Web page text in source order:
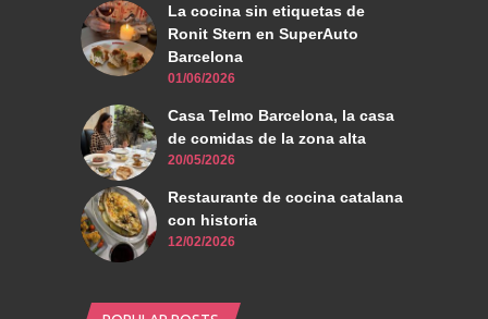
La cocina sin etiquetas de
Ronit Stern en SuperAuto
Barcelona
01/06/2026
Casa Telmo Barcelona, la casa
de comidas de la zona alta
20/05/2026
Restaurante de cocina catalana
con historia
12/02/2026